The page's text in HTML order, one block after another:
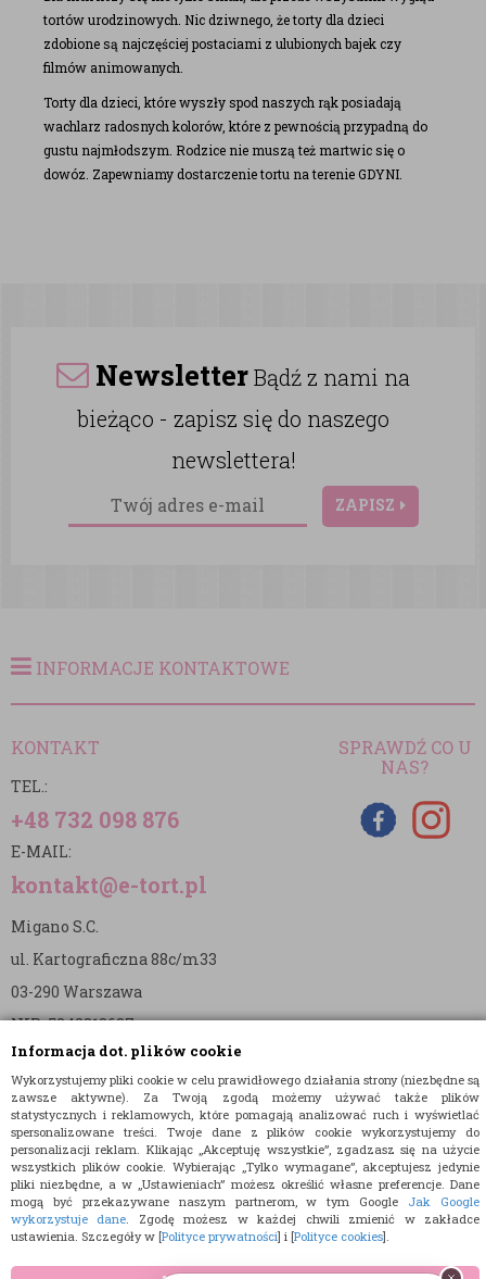
Informacja dot. plików cookie
Wykorzystujemy pliki cookie w celu prawidłowego działania strony (niezbędne są
zawsze aktywne). Za Twoją zgodą możemy używać także plików
statystycznych i reklamowych, które pomagają analizować ruch i wyświetlać
spersonalizowane treści. Twoje dane z plików cookie wykorzystujemy do
personalizacji reklam. Klikając „Akceptuję wszystkie”, zgadzasz się na użycie
wszystkich plików cookie. Wybierając „Tylko wymagane”, akceptujesz jedynie
pliki niezbędne, a w „Ustawieniach” możesz określić własne preferencje. Dane
mogą być przekazywane naszym partnerom, w tym Google Jak Google
wykorzystuje dane. Zgodę możesz w każdej chwili zmienić w zakładce
ustawienia. Szczegóły w [Polityce prywatności] i [Polityce cookies].
tortów urodzinowych. Nic dziwnego, że torty dla dzieci
zdobione są najczęściej postaciami z ulubionych bajek czy
filmów animowanych.
Torty dla dzieci, które wyszły spod naszych rąk posiadają
wachlarz radosnych kolorów, które z pewnością przypadną do
gustu najmłodszym. Rodzice nie muszą też martwic się o
dowóz. Zapewniamy dostarczenie tortu na terenie GDYNI.
NewsletterBądź z nami na
bieżąco - zapisz się do naszego
newslettera!
ZAPISZ
INFORMACJE KONTAKTOWE
KONTAKT
TEL.:
+48 732 098 876
E-MAIL:
kontakt@e-tort.pl
Migano S.C.
ul. Kartograficzna 88c/m33
03-290 Warszawa
NIP: 5242813637
REGON: 365874905
Nr konta (mBank):
36 1140 2004 0000 3902 8144 2737
SPRAWDŹ CO U
NAS?